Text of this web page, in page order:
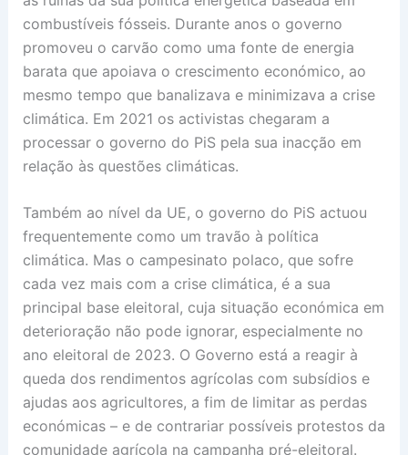
combustíveis fósseis. Durante anos o governo
promoveu o carvão como uma fonte de energia
barata que apoiava o crescimento económico, ao
mesmo tempo que banalizava e minimizava a crise
climática. Em 2021 os activistas chegaram a
processar o governo do PiS pela sua inacção em
relação às questões climáticas.
Também ao nível da UE, o governo do PiS actuou
frequentemente como um travão à política
climática. Mas o campesinato polaco, que sofre
cada vez mais com a crise climática, é a sua
principal base eleitoral, cuja situação económica em
deterioração não pode ignorar, especialmente no
ano eleitoral de 2023. O Governo está a reagir à
queda dos rendimentos agrícolas com subsídios e
ajudas aos agricultores, a fim de limitar as perdas
económicas – e de contrariar possíveis protestos da
comunidade agrícola na campanha pré-eleitoral.